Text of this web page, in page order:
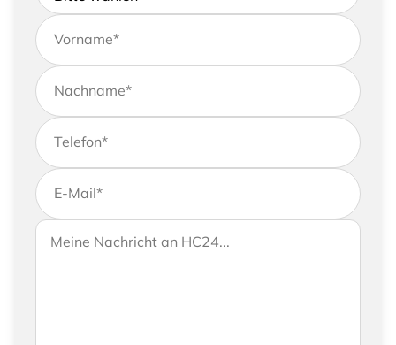
Vorname*
Nachname*
Telefon*
E-Mail*
Wenn Sie uns weitere Informationen zukommen
lassen möchten, können Sie Ihrer Anfrage gerne
Ihre Nachricht an HC24